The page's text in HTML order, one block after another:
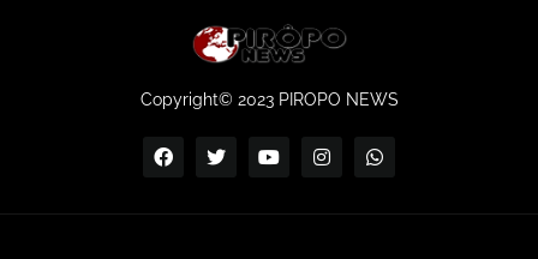
Copyright© 2023 PIROPO NEWS